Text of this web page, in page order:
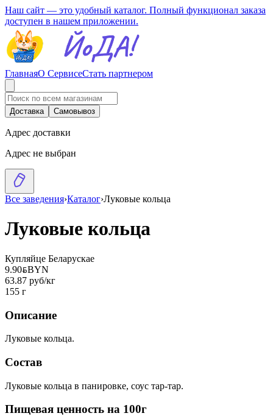
Наш сайт — это удобный каталог. Полный функционал заказа
доступен в нашем приложении.
ГлавнаяО СервисеСтать партнером
Доставка Самовывоз
Адрес доставки
Адрес не выбран
Все заведения›Каталог›Луковые кольца
Луковые кольца
Купляйце Беларускае
9.90BYNBYN
63.87 руб/кг
155 г
Описание
Луковые кольца.
Состав
Луковые кольца в панировке, соус тар-тар.
Пищевая ценность на 100г